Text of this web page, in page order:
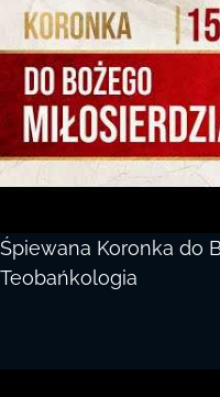
Śpiewana Koronka do
Teobańkologia